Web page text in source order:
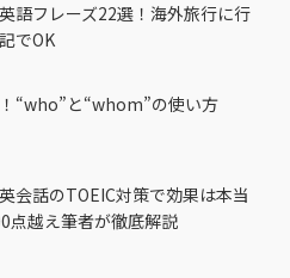
語フレーズ22選！海外旅行に行
でOK
“who”と“whom”の使い方
会話のTOEIC対策で効果は本当
点越え筆者が徹底解説